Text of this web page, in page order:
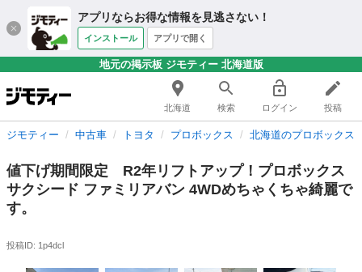
アプリならお得な情報を見逃さない！
インストール アプリで開く
地元の掲示板 ジモティー 北海道版
北海道 検索 ログイン 投稿
ジモティー 中古車 トヨタ プロボックス 北海道のプロボックス
値下げ期間限定 R2年リフトアップ！プロボックス
サクシード ファミリアバン 4WDめちゃくちゃ綺麗で
す。
投稿ID: 1p4dcl